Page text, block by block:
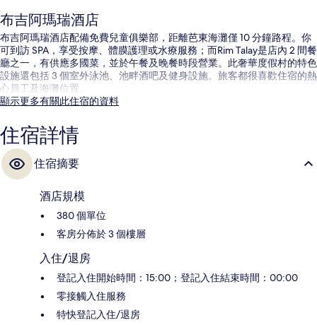
布吉阿瑪瑞酒店
布吉阿瑪瑞酒店配備免費兒童俱樂部，距離芭東海灘僅 10 分鐘路程。你
可到訪 SPA，享受按摩、體膜護理或水療服務；而Rim Talay是店內 2 間餐
廳之一，有供應多國菜，並於午餐及晚餐時段營業。此奢華度假村的特色
設施還包括 3 個室外泳池、池畔酒吧及健身設施。旅客都很喜歡住宿的熱
心員工及海灘位置。
顯示更多有關此住宿的資料
住宿詳情
住宿摘要
酒店規模
380 個單位
客房分佈於 3 個樓層
入住/退房
登記入住開始時間：15:00；登記入住結束時間：00:00
零接觸入住服務
特快登記入住/退房